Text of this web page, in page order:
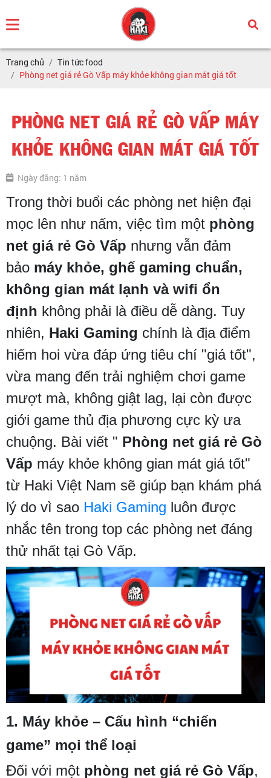
Trang chủ
Tin tức food
Phòng net giá rẻ Gò Vấp máy khỏe không gian mát giá tốt
PHÒNG NET GIÁ RẺ GÒ VẤP MÁY
KHỎE KHÔNG GIAN MÁT GIÁ TỐT
Ngày đăng: 1 năm
Trong thời buổi các phòng net hiện đại
mọc lên như nấm, việc tìm một phòng
net giá rẻ Gò Vấp nhưng vẫn đảm
bảo máy khỏe, ghế gaming chuẩn,
không gian mát lạnh và wifi ổn
định không phải là điều dễ dàng. Tuy
nhiên, Haki Gaming chính là địa điểm
hiếm hoi vừa đáp ứng tiêu chí "giá tốt",
vừa mang đến trải nghiệm chơi game
mượt mà, không giật lag, lại còn được
giới game thủ địa phương cực kỳ ưa
chuộng. Bài viết " Phòng net giá rẻ Gò
Vấp máy khỏe không gian mát giá tốt"
từ Haki Việt Nam sẽ giúp bạn khám phá
lý do vì sao Haki Gaming luôn được
nhắc tên trong top các phòng net đáng
thử nhất tại Gò Vấp.
1. Máy khỏe – Cấu hình “chiến
game” mọi thể loại
Đối với một phòng net giá rẻ Gò Vấp,